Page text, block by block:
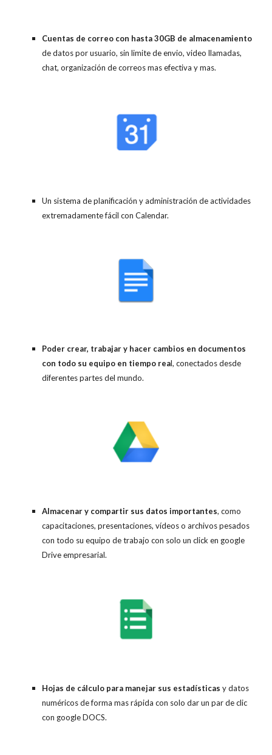
Cuentas de correo con hasta 30GB de almacenamiento
de datos por usuario, sin limite de envio, video llamadas,
chat, organización de correos mas efectiva y mas.
Un sistema de planificación y administración de actividades
extremadamente fácil con Calendar.
Poder crear, trabajar y hacer cambios en documentos
con todo su equipo en tiempo real, conectados desde
diferentes partes del mundo.
Almacenar y compartir sus datos importantes, como
capacitaciones, presentaciones, vídeos o archivos pesados
con todo su equipo de trabajo con solo un click en google
Drive empresarial.
Hojas de cálculo para manejar sus estadísticasy datos
numéricos de forma mas rápida con solo dar un par de clic
con google DOCS.